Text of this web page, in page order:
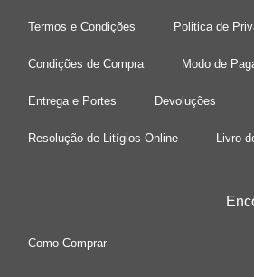
Termos e Condições Politica de
Condições de Compra Modo de
Entrega e Portes Devoluções
Resolução de Litígios Online Livro
Como Comprar